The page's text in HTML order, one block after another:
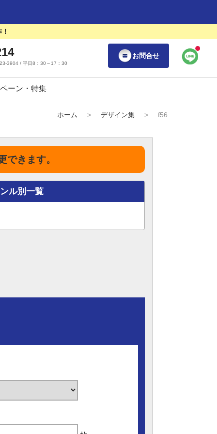
3904 / 平日8：30～17：30
お問合せ
ーン・特集
ホーム > デザイン集 > f56
できます。
ル別一覧